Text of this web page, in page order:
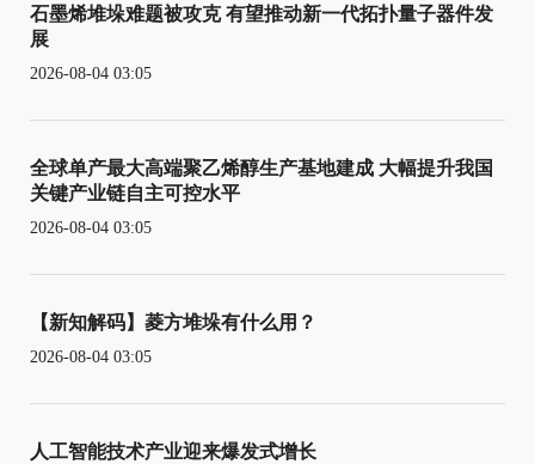
石墨烯堆垛难题被攻克 有望推动新一代拓扑量子器件发
展
2026-08-04 03:05
全球单产最大高端聚乙烯醇生产基地建成 大幅提升我国
关键产业链自主可控水平
2026-08-04 03:05
【新知解码】菱方堆垛有什么用？
2026-08-04 03:05
人工智能技术产业迎来爆发式增长